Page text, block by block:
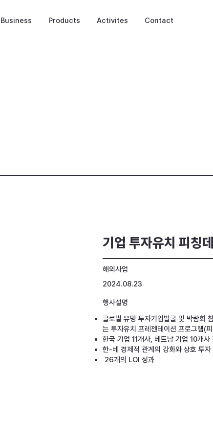
Business Products Activites Contact
기업 투자유치 피
해외사업
2024.08.23
행사설명
글로벌 유망 투자기업발굴 및 박람회
는 투자유치 프레젠테이션 프로그램(
한국 기업 11개사, 베트남 기업 10개사
한-베 경제적 관계의 강화와 상호 투
26개의 LOI 성과